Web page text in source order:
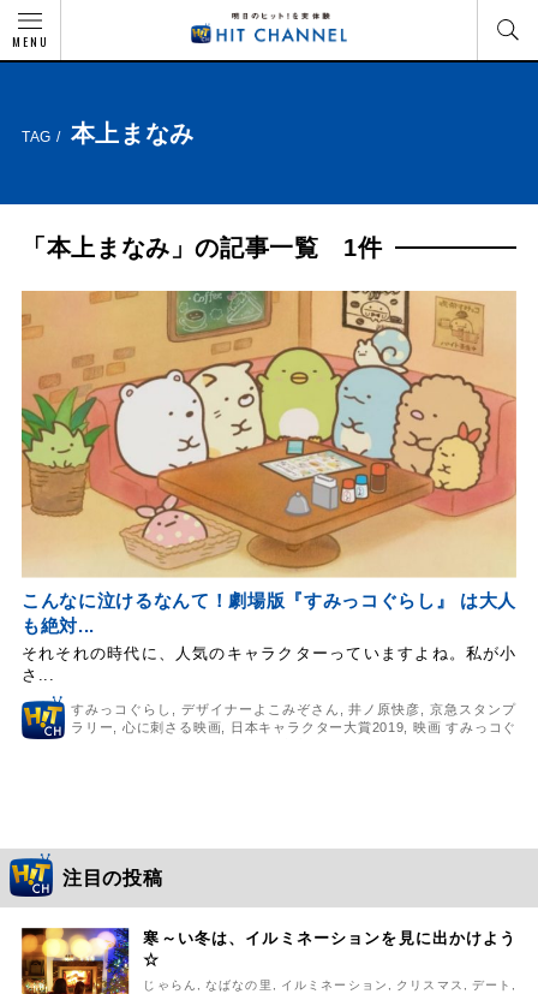
MENU
TAG / 本上まなみ
「本上まなみ」の記事一覧 1件
こんなに泣けるなんて！劇場版『すみっコぐらし』 は大人
も絶対...
それそれの時代に、人気のキャラクターっていますよね。私が小
さ...
すみっコぐらし デザイナーよこみぞさん ,井ノ原快彦 ,京急スタンプ
ラリー
心に刺さる映画 日本キャラクター大賞2019
映画 すみっコぐ
注目の投稿
寒～い冬は、イルミネーションを見に出かけよう
☆
じゃらん ,なばなの里 , イルミネーション , クリスマス , デート ,